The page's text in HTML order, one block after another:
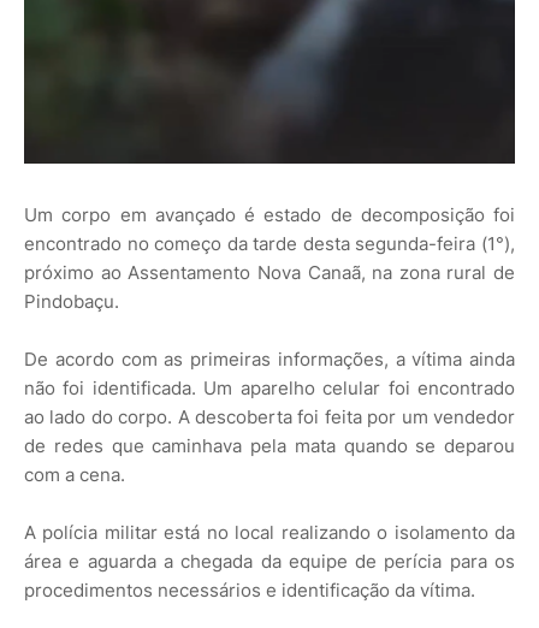
Um corpo em avançado é estado de decomposição foi
encontrado no começo da tarde desta segunda-feira (1°),
próximo ao Assentamento Nova Canaã, na zona rural de
Pindobaçu.
De acordo com as primeiras informações, a vítima ainda
não foi identificada. Um aparelho celular foi encontrado
ao lado do corpo. A descoberta foi feita por um vendedor
de redes que caminhava pela mata quando se deparou
com a cena.
A polícia militar está no local realizando o isolamento da
área e aguarda a chegada da equipe de perícia para os
procedimentos necessários e identificação da vítima.